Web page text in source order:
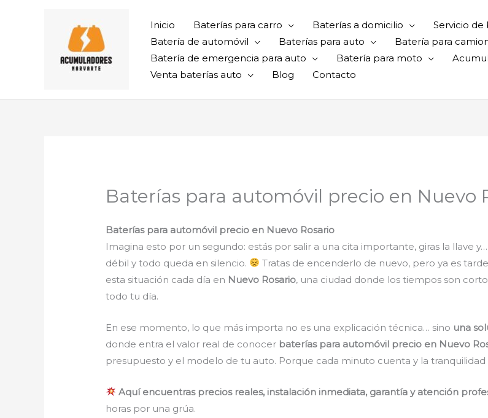
Inicio Baterías para carro Baterías a domicilio Servicio de
Batería de automóvil
Baterías para auto Batería para
Batería de emergencia para auto
Batería para moto
Venta baterías auto
Blog Contacto
Baterías para automóvil precio en Nuevo
Baterías para automóvil precio en Nuevo Rosario
Imagina esto por un segundo: estás por salir a una cita importante, giras la llave y…
débil y todo queda en silencio.
Tratas de encenderlo de nuevo, pero ya es
esta situación cada día en Nuevo Rosario, una ciudad donde los tiempos son
todo tu día.
En ese momento, lo que más importa no es una explicación técnica… sino una
donde entra el valor real de conocer baterías para automóvil precio en Nuevo
presupuesto y el modelo de tu auto. Porque cada minuto cuenta y la
Aquí encuentras precios reales, instalación inmediata, garantía y atención
horas por una grúa.